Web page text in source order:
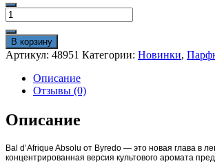
Количество
товара
Парфюм
Byredo
Bal
D'Afrique
Absolu
ml
A-
/
A+
В корзину
Артикул: 48951 Категории: Новинки,
Описание
Отзывы (0)
Описание
Bal d’Afrique Absolu от Byredo — это новая глава в
концентрированная версия культового аромата